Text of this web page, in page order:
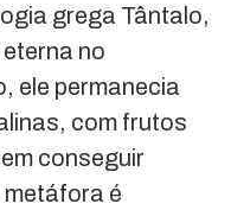
grega Tântalo,
no
ele permanecia
com frutos
conseguir
metáfora é